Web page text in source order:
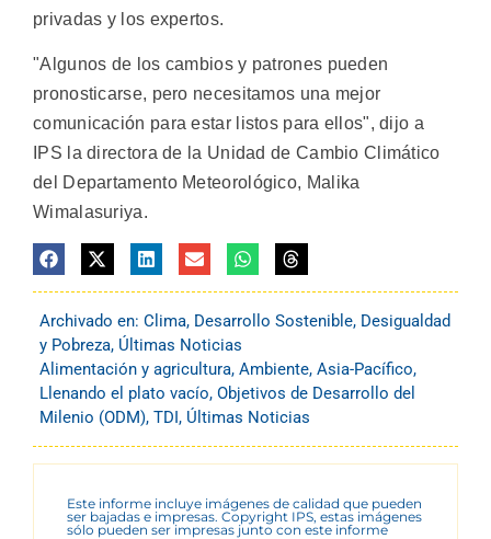
privadas y los expertos.
"Algunos de los cambios y patrones pueden
pronosticarse, pero necesitamos una mejor
comunicación para estar listos para ellos", dijo a
IPS la directora de la Unidad de Cambio Climático
del Departamento Meteorológico, Malika
Wimalasuriya.
Archivado en: Clima, Desarrollo Sostenible, Desigualdad
y Pobreza, Últimas Noticias
Alimentación y agricultura, Ambiente, Asia-Pacífico,
Llenando el plato vacío, Objetivos de Desarrollo del
Milenio (ODM), TDI, Últimas Noticias
Este informe incluye imágenes de calidad que pueden
ser bajadas e impresas. Copyright IPS, estas imágenes
sólo pueden ser impresas junto con este informe